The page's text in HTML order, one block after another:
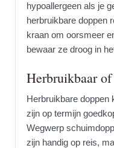
hypoallergeen als je
herbruikbare doppen
kraan om oorsmeer
bewaar ze droog in
Herbruikbaar
Herbruikbare doppen
zijn op termijn
Wegwerp
zijn handig op reis,